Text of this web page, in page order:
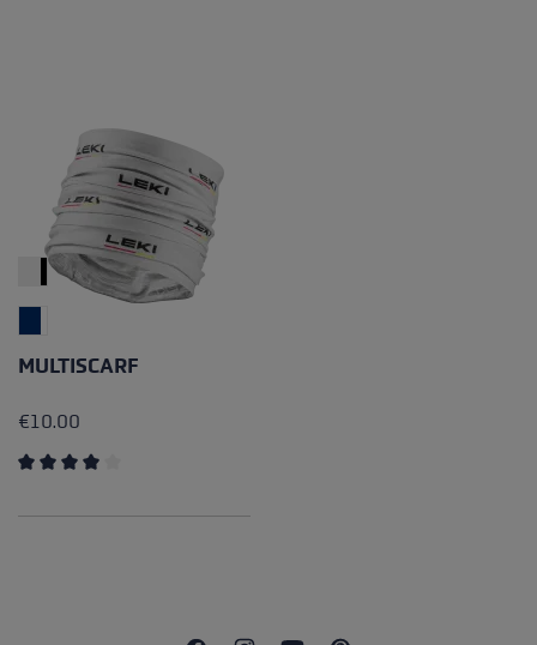
MULTISCARF
€10.00